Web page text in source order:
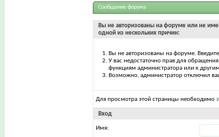
Сообщение форума
Вы не авторизованы на форуме или не
одной из нескольких причин:
Вы не авторизованы на форуме.
У вас недостаточно прав для
функциям администратора или к
Возможно, администратор отключил
Для просмотра этой страницы необходимо
Вход
Имя: